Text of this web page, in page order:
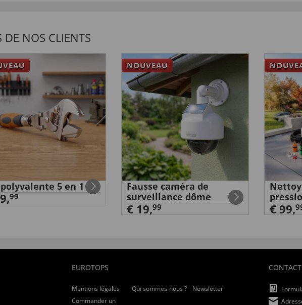
DE NOS CLIENTS
5 en 1
99
NOUVEAU
Fausse caméra de
surveillance dôme
€ 19,99 € 99,
EUROTOPS
Mentions légales Qui sommes-nous ?
Newsletter
Commander un
CONTACT